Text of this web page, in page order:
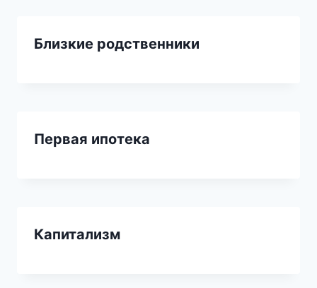
Близкие родственники
Первая ипотека
Капитализм